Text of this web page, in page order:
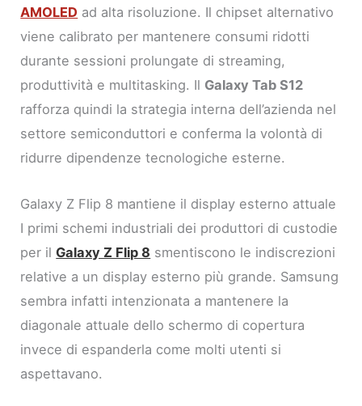
AMOLED ad alta risoluzione. Il chipset alternativo
viene calibrato per mantenere consumi ridotti
durante sessioni prolungate di streaming,
produttività e multitasking. Il Galaxy Tab S12
rafforza quindi la strategia interna dell’azienda nel
settore semiconduttori e conferma la volontà di
ridurre dipendenze tecnologiche esterne.
Galaxy Z Flip 8 mantiene il display esterno attuale
I primi schemi industriali dei produttori di custodie
per ilGalaxy Z Flip 8 smentiscono le indiscrezioni
relative a un display esterno più grande. Samsung
sembra infatti intenzionata a mantenere la
diagonale attuale dello schermo di copertura
invece di espanderla come molti utenti si
aspettavano.